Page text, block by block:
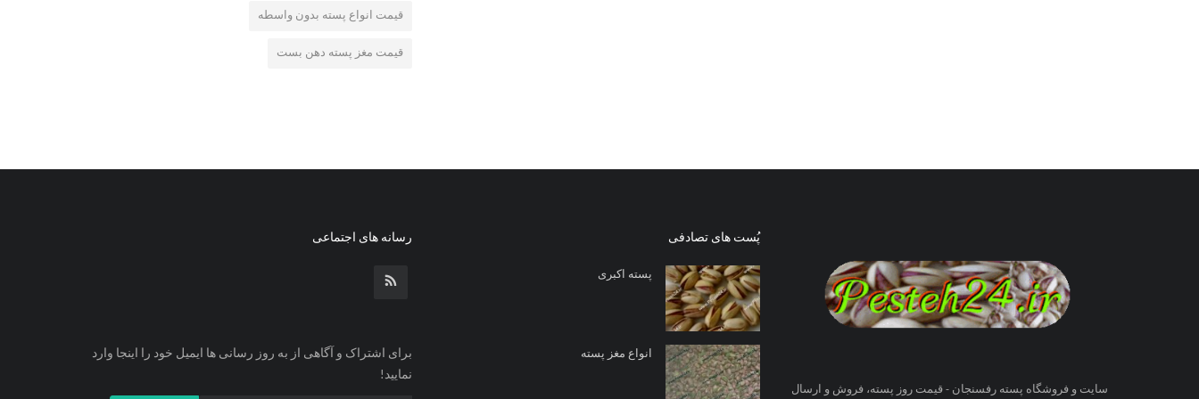
قیمت انواع پسته بدون واسطه
قیمت مغز پسته دهن بست
سایت و فروشگاه پسته رفسنجان - قیمت روز پسته، فروش و ارسال
پُست های تصادفی
پسته اکبری
انواع مغز پسته
رسانه های اجتماعی
برای اشتراک و آگاهی از به روز رسانی ها ایمیل خود را اینجا وارد
نمایید!